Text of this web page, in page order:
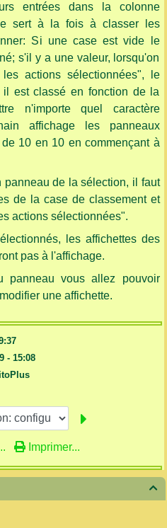

entrées dans la colonne
sert à la fois à classer les
Si une case est vide le
s'il y a une valeur, lorsqu'on
actions sélectionnées", le
est classé en fonction de la
n'importe quel caractère
affichage les panneaux
10 en 10 en commençant à
de la sélection, il faut
de la case de classement et
actions sélectionnées".
les affichettes des
pas à l'affichage.
panneau vous allez pouvoir
une affichette.
- 15:08
Imprimer...